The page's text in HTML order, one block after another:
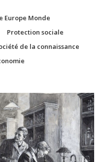
Europe Monde
Protection sociale
de la connaissance